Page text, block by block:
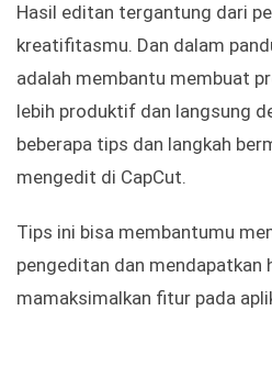
Hasil editan tergantung dari
kreatifitasmu. Dan dalam
adalah membantu membuat
lebih produktif dan langsung
beberapa tips dan langkah
mengedit di CapCut.
Tips ini bisa membantumu
pengeditan dan mendapatkan
mamaksimalkan fitur pada